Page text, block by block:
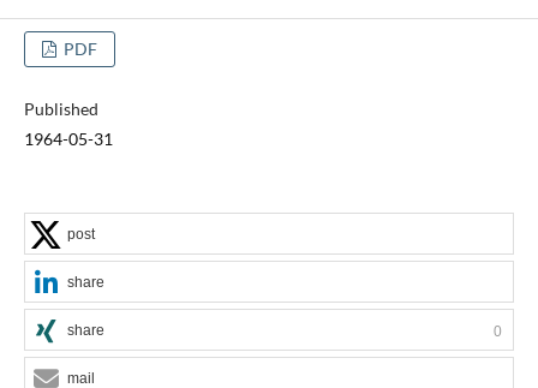
PDF
Published
1964-05-31
post
share
share 0
mail